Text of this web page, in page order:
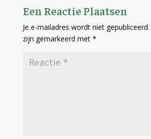
Een Reactie Plaatsen
Je e-mailadres wordt niet gepubliceerd.
zijn gemarkeerd met *